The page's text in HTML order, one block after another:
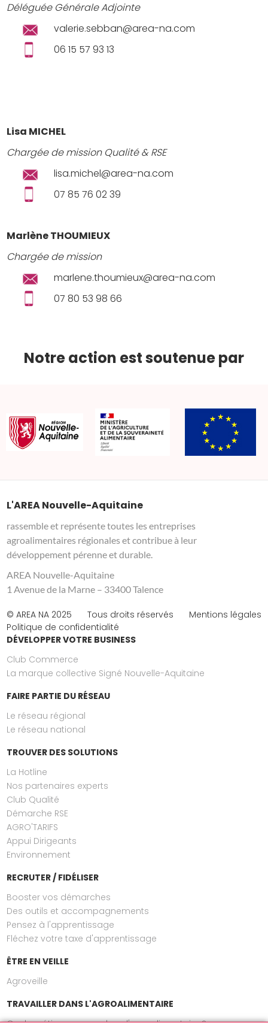
Déléguée Générale Adjointe
valerie.sebban@area-na.com
06 15 57 93 13
Lisa MICHEL
Chargée de mission Qualité & RSE
lisa.michel@area-na.com
07 85 76 02 39
Marlène THOUMIEUX
Chargée de mission
marlene.thoumieux@area-na.com
07 80 53 98 66
Notre action est soutenue par
L'AREA Nouvelle-Aquitaine
rassemble et représente toutes les entreprises
agroalimentaires régionales et contribue à leur
développement pérenne et durable.
AREA Nouvelle-Aquitaine
1 Avenue de la Marne – 33400 Talence
© AREA NA 2025 Tous droits réservés
Mentions légales
Politique de confidentialité
DÉVELOPPER VOTRE BUSINESS
Club Commerce
La marque collective Signé Nouvelle-Aquitaine
FAIRE PARTIE DU RÉSEAU
Le réseau régional
Le réseau national
TROUVER DES SOLUTIONS
La Hotline
Nos partenaires experts
Club Qualité
Démarche RSE
AGRO'TARIFS
Appui Dirigeants
Environnement
RECRUTER / FIDÉLISER
Booster vos démarches
Des outils et accompagnements
Pensez à l'apprentissage
Fléchez votre taxe d'apprentissage
ÊTRE EN VEILLE
Agroveille
TRAVAILLER DANS L'AGROALIMENTAIRE
Quels métiers exercer dans l'agroalimentaire ?